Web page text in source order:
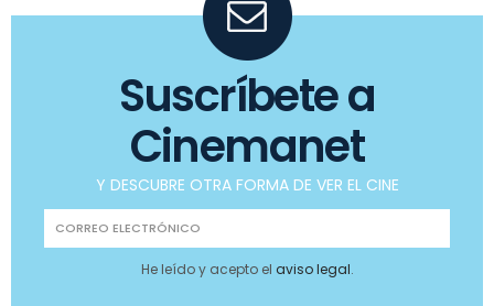
Suscríbete a
Cinemanet
Y DESCUBRE OTRA FORMA DE VER EL CINE
He leído y acepto el aviso legal.